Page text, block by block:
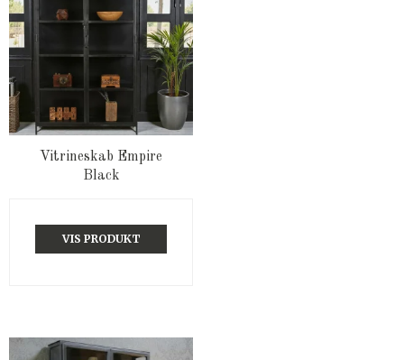
Vitrineskab Empire
Black
VIS PRODUKT